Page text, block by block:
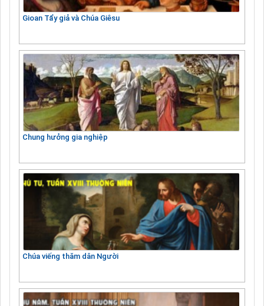
Gioan Tẩy giả và Chúa Giêsu
Chung hưởng gia nghiệp
Chúa viếng thăm dân Người